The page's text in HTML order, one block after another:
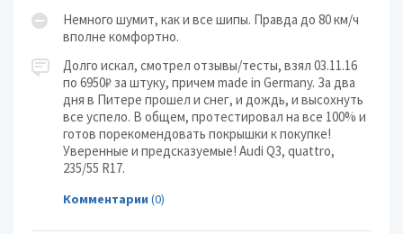
Немного шумит, как и все шипы. Правда до 80 км/ч
вполне комфортно.
Долго искал, смотрел отзывы/тесты, взял 03.11.16
по 6950₽ за штуку, причем made in Germany. За два
дня в Питере прошел и снег, и дождь, и высохнуть
все успело. В общем, протестировал на все 100% и
готов порекомендовать покрышки к покупке!
Уверенные и предсказуемые! Audi Q3, quattro,
235/55 R17.
Комментарии (0)